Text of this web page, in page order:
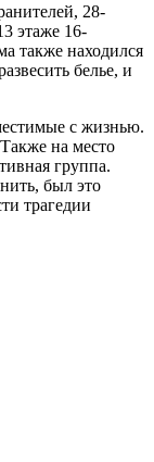
28-
этаже 16-
также находился
белье, и
с жизнью.
на место
группа.
был это
трагедии